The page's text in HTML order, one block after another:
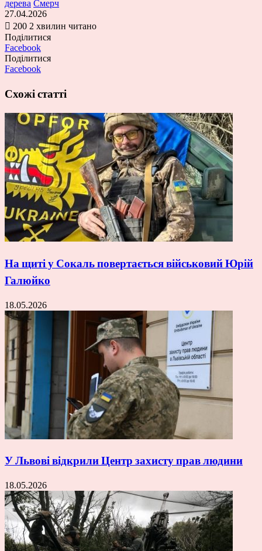
дерева Смерч
27.04.2026
200 2 хвилин читано
Поділитися
Facebook
Поділитися
Facebook
Схожі статті
На щиті у Сокаль повертається військовий Юрій
Галюйко
18.05.2026
У Львові відкрили Центр захисту прав людини
18.05.2026